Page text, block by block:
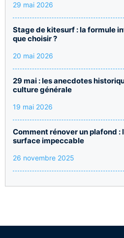
29 mai 2026
Stage de kitesurf : la formule
que choisir ?
20 mai 2026
29 mai : les anecdotes
culture générale
19 mai 2026
Comment rénover un plafond :
surface impeccable
26 novembre 2025